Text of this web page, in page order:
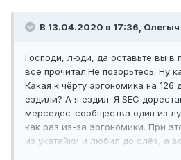
В 13.04.2020 в 17:36, Олегыч
Господи, люди, да оставьте вы в
всё прочитал.Не позорьтесь. Ну
Какая к чёрту эргономика на 126
ездили? А я ездил. Я SEC
мерседес-сообщества один из
как раз из-за эргономики. При
из укатайки и любил до слёз, а